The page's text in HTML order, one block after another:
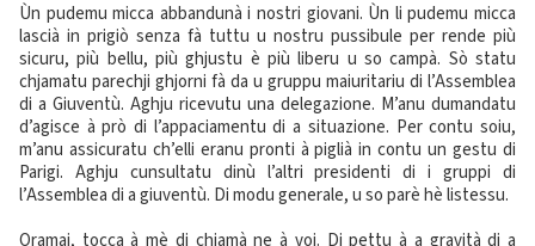
Ùn pudemu micca abbandunà i nostri giovani. Ùn li pudemu micca
lascià in prigiò senza fà tuttu u nostru pussibule per rende più
sicuru, più bellu, più ghjustu è più liberu u so campà. Sò statu
chjamatu parechji ghjorni fà da u gruppu maiuritariu di l’Assemblea
di a Giuventù. Aghju ricevutu una delegazione. M’anu dumandatu
d’agisce à prò di l’appaciamentu di a situazione. Per contu soiu,
m’anu assicuratu ch’elli eranu pronti à piglià in contu un gestu di
Parigi. Aghju cunsultatu dinù l’altri presidenti di i gruppi di
l’Assemblea di a giuventù. Di modu generale, u so parè hè listessu.
Oramai, tocca à mè di chjamà ne à voi. Di pettu à a gravità di a